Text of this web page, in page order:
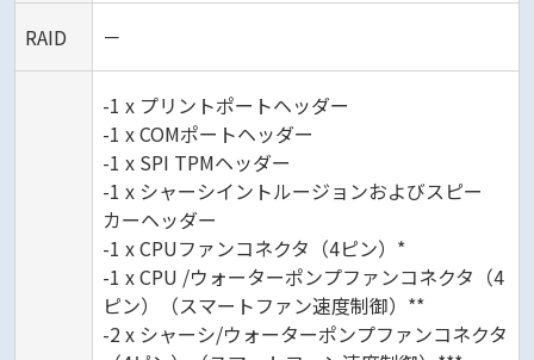
RAID －
-1 x プリントポートヘッダー
-1 x COMポートヘッダー
-1 x SPI TPMヘッダー
-1 x シャーシイントルージョンおよびスピー
カーヘッダー
-1 x CPUファンコネクタ（4ピン）*
-1 x CPU /ウォーターポンプファンコネクタ（4
ピン）（スマートファン速度制御）**
-2 x シャーシ/ウォーターポンプファンコネクタ